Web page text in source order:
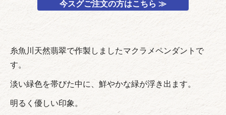
今スグご注文の方はこちら ≫
糸魚川天然翡翠で作製しましたマクラメペンダントで
す。
淡い緑色を帯びた中に、鮮やかな緑が浮き出ます。
明るく優しい印象。